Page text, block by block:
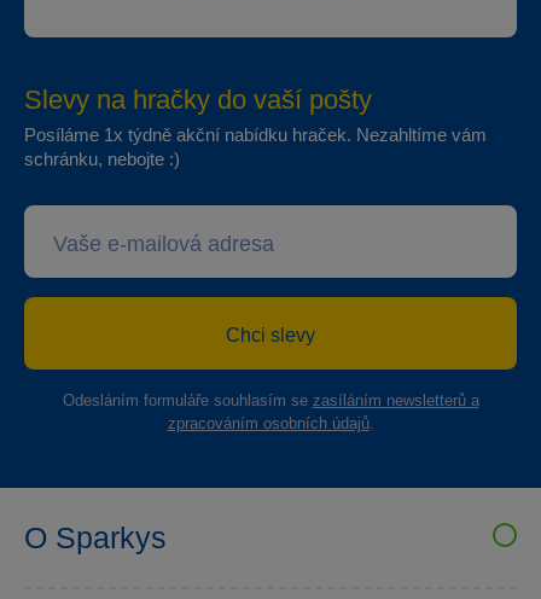
Slevy na hračky do vaší pošty
Posíláme 1x týdně akční nabídku hraček. Nezahltíme vám
schránku, nebojte :)
Chci slevy
Odesláním formuláře souhlasím se zasíláním newsletterů a
zpracováním osobních údajů.
O Sparkys